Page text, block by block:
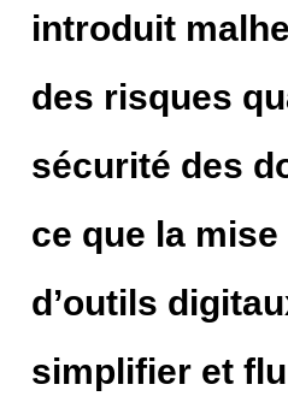
introduit
des risques
sécurité des
ce que la mise
d’outils
simplifier et